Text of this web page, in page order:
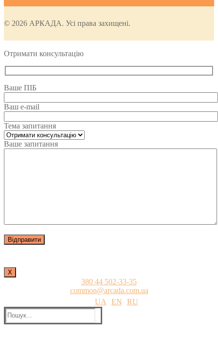
© 2026 АРКАДА. Усі права захищені.
Отримати консультацію
Ваше ПІБ
Ваш e-mail
Тема запитання
Ваше запитання
Х
380 44 502-33-35
common@arcada.com.ua
UA
EN
RU
Пошук: